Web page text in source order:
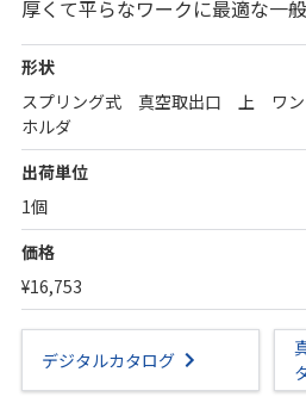
厚くて平らなワークに最適な一般
形状
スプリング式 真空取出口 上 ワン
ホルダ
出荷単位
1個
価格
¥16,753
デジタルカタログ